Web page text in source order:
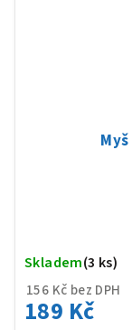
156 Kč bez DPH
189 Kč
Skladem(3 ks)